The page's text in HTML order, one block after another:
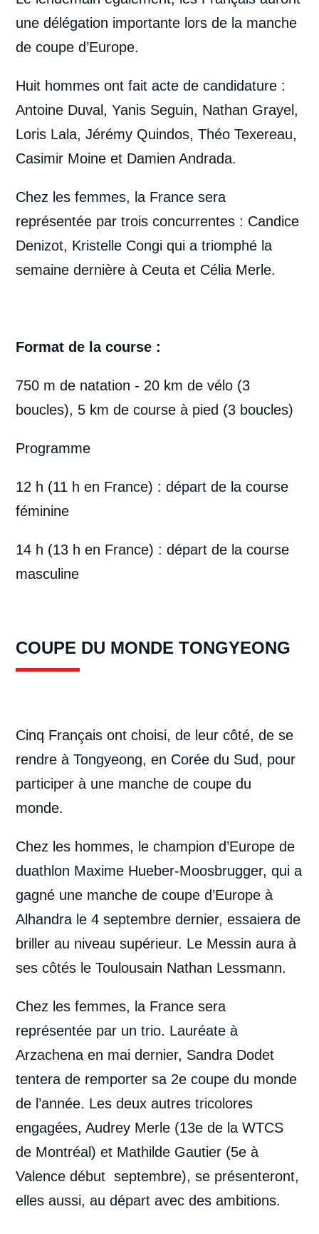
une délégation importante lors de la manche
de coupe d’Europe.
Huit hommes ont fait acte de candidature :
Antoine Duval, Yanis Seguin, Nathan Grayel,
Loris Lala, Jérémy Quindos, Théo Texereau,
Casimir Moine et Damien Andrada.
Chez les femmes, la France sera
représentée par trois concurrentes : Candice
Denizot, Kristelle Congi qui a triomphé la
semaine dernière à Ceuta et Célia Merle.
Format de la course :
750 m de natation - 20 km de vélo (3
boucles), 5 km de course à pied (3 boucles)
Programme
12 h (11 h en France) : départ de la course
féminine
14 h (13 h en France) : départ de la course
masculine
COUPE DU MONDE TONGYEONG
Cinq Français ont choisi, de leur côté, de se
rendre à Tongyeong, en Corée du Sud, pour
participer à une manche de coupe du
monde.
Chez les hommes, le champion d’Europe de
duathlon Maxime Hueber-Moosbrugger, qui a
gagné une manche de coupe d’Europe à
Alhandra le 4 septembre dernier, essaiera de
briller au niveau supérieur. Le Messin aura à
ses côtés le Toulousain Nathan Lessmann.
Chez les femmes, la France sera
représentée par un trio. Lauréate à
Arzachena en mai dernier, Sandra Dodet
tentera de remporter sa 2e coupe du monde
de l’année. Les deux autres tricolores
engagées, Audrey Merle (13e de la WTCS
de Montréal) et Mathilde Gautier (5e à
Valence début septembre), se présenteront,
elles aussi, au départ avec des ambitions.